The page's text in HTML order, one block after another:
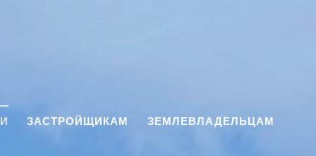
ЗАСТРОЙЩИКАМ ЗЕМЛЕВЛАДЕЛЬЦАМ